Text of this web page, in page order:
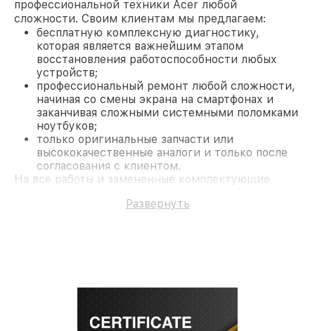
профессиональной техники Acer любой
сложности. Своим клиентам мы предлагаем:
бесплатную комплексную диагностику,
которая является важнейшим этапом
восстановления работоспособности любых
устройств;
профессиональный ремонт любой сложности,
начиная со смены экрана на смартфонах и
заканчивая сложными системными поломками
ноутбуков;
только оригинальные запчасти или
высококачественные аналоги и только после
согласования с клиентом.
На все работы и замененные комплектующие
поломки по условиям гарантии, мы бесплатно
безупречной репутацией;
лицензированное ПО в ремонтно-
Развернуть